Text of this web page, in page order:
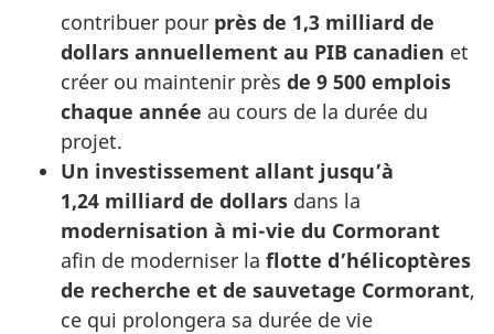
contribuer pour près de 1,3 milliard de
dollars annuellement au PIB canadien et
créer ou maintenir près de 9 500 emplois
chaque année au cours de la durée du
projet.
Un investissement allant jusqu’à
1,24 milliard de dollars dans la
modernisation à mi-vie du Cormorant
afin de moderniser la flotte d’hélicoptères
de recherche et de sauvetage Cormorant,
ce qui prolongera sa durée de vie